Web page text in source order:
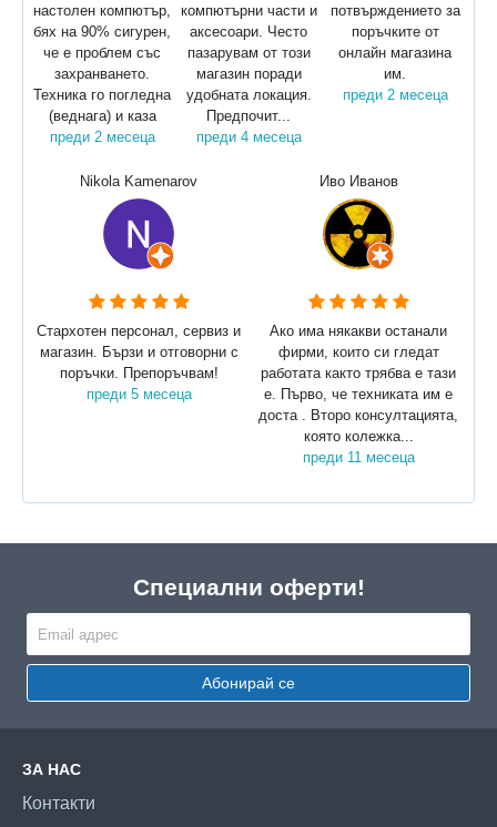
настолен компютър,
бях на 90% сигурен,
че е проблем със
захранването.
Техника го погледна
(веднага) и каза
преди 2 месеца
компютърни части и
аксесоари. Често
пазарувам от този
магазин поради
удобната локация.
Предпочит...
преди 4 месеца
потвърждението за
поръчките от
онлайн магазина
им.
преди 2 месеца
Nikola Kamenarov
Стархотен персонал, сервиз и
магазин. Бързи и отговорни с
поръчки. Препоръчвам!
преди 5 месеца
Иво Иванов
Ако има някакви останали
фирми, които си гледат
работата както трябва е тази
е. Първо, че техниката им е
доста . Второ консултацията,
която колежка...
преди 11 месеца
Специални оферти!
Абонирай се
ЗА НАС
Контакти